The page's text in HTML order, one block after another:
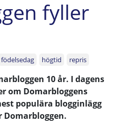
fyller
födelsedag högtid repris
10 år. I dagens
om Domarbloggens
populära blogginlägg